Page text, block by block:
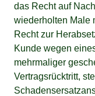
das Recht auf
wiederholten Male
Recht zur
Kunde wegen
mehrmaliger
Vertragsrücktritt,